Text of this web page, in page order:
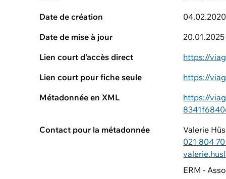
Date de création
04.02.2020
Date de mise à jour
20.01.2025
Lien court d'accès direct
https://
Lien court pour fiche seule
https://
Métadonnée en XML
https://
Contact pour la métadonnée
Valerie
021 804
ERM -